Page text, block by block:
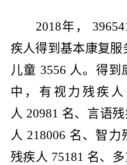
2018年，
疾人得到基本康复服
儿童 3556 人。得到
中，有视力残疾人
人 20981 名、言语残
人 218006 名、智力
残疾人 75181 名、